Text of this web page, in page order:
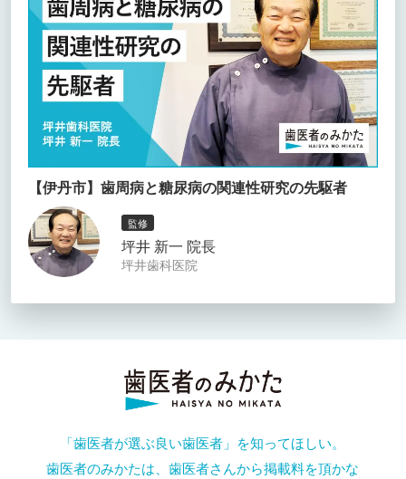
【伊丹市】歯周病と糖尿病の関連性研究の先駆者
監修
坪井 新一 院長
坪井歯科医院
「歯医者が選ぶ良い歯医者」を知ってほしい。
歯医者のみかたは、歯医者さんから掲載料を頂かな